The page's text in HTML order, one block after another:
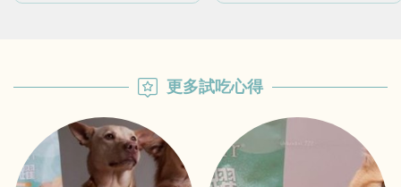
更多試吃心得